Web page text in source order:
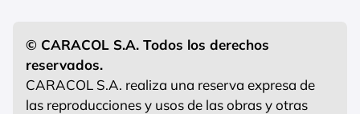
© CARACOL S.A. Todos los derechos
reservados.
CARACOL S.A. realiza una reserva expresa de
las reproducciones y usos de las obras y otras